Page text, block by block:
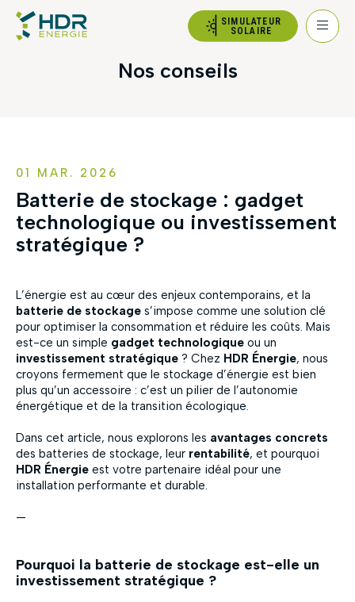
SIMULATEUR
SOLAIRE
Nos conseils
01 MAR. 2026
Batterie de stockage : gadget
technologique ou investissement
stratégique ?
L’énergie est au cœur des enjeux contemporains, et la
batterie de stockage s’impose comme une solution clé
pour optimiser la consommation et réduire les coûts. Mais
est-ce un simple gadget technologique ou un
investissement stratégique ? Chez HDR Énergie, nous
croyons fermement que le stockage d’énergie est bien
plus qu’un accessoire : c’est un pilier de l’autonomie
énergétique et de la transition écologique.
Dans cet article, nous explorons les avantages concrets
des batteries de stockage, leur rentabilité, et pourquoi
HDR Énergie est votre partenaire idéal pour une
installation performante et durable.
—
Pourquoi la batterie de stockage est-elle un
investissement stratégique ?